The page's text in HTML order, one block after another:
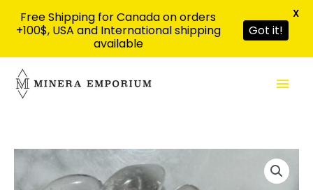
contenu
Free Shipping for Canada on orders
+100$, USA and International shipping
available
Got it!
X